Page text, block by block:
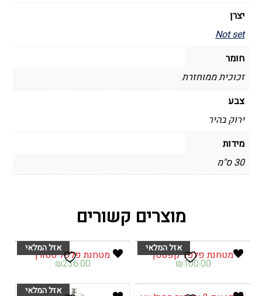
יצרן
Not set
חומר
זכוכית ממוחזרת
צבע
ירוק בהיר
מידות
30 ס"מ
מוצרים קשורים
מטחנת פלפל קפסטן
₪100.00
מטחנת פלפל סטורן
₪236.00